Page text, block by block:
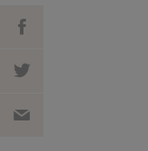
DEEL OP
FACEBOOK
DEEL OP